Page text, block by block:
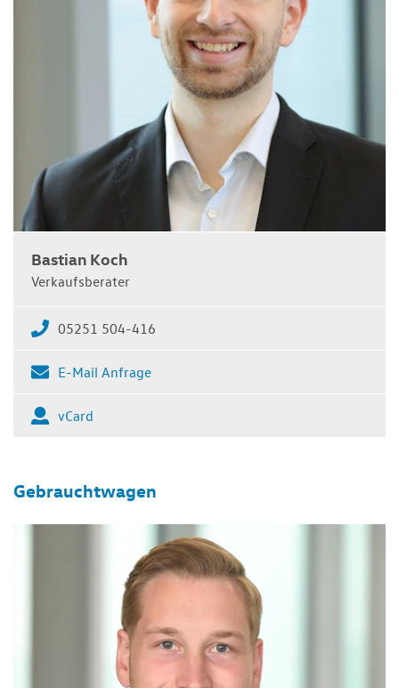
Bastian Koch
Verkaufsberater
05251 504-416
E-Mail Anfrage
vCard
Gebrauchtwagen